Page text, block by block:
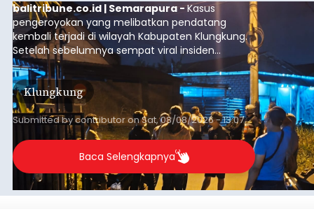
balitribune.co.id | Semarapura -Kasus
pengeroyokan yang melibatkan pendatang
kembali terjadi di wilayah Kabupaten Klungkung.
Setelah sebelumnya sempat viral insiden
keributan di barat Pasar Galiran, peristiwa serupa
kini menimpa seorang pemuda asal Kabupaten
Sumba Barat Daya (SBD), Nusa Tenggara Timur
(NTT).
Klungkung
Submitted bycontributoronSat, 08/08/2026 - 13:07
Baca Selengkapnya